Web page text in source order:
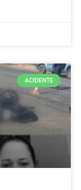
ACIDENTE